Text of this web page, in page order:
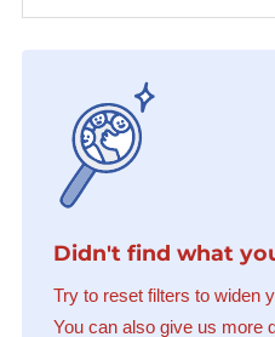
Didn't find what
Try to reset filters to widen
You can also give us more